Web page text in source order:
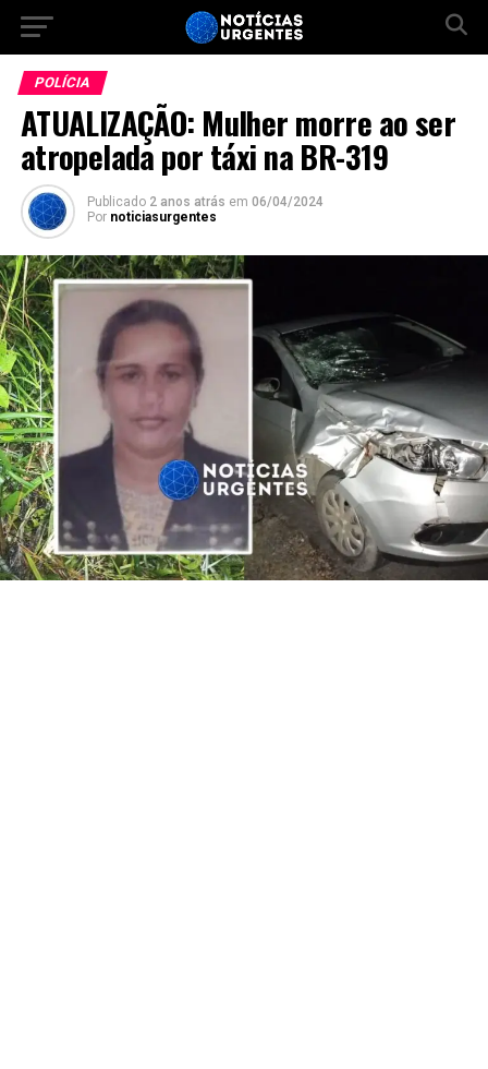
POLÍCIA
ATUALIZAÇÃO: Mulher morre ao ser
atropelada por táxi na BR-319
Publicado 2 anos atrás em 06/04/2024
Por noticiasurgentes